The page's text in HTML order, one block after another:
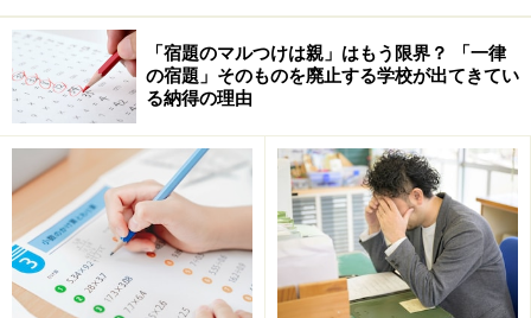
解だったようなものは、不正解としても良いと思いま
す。また、「算数（数学）」や「理科」などの自然科学
系の教科は、決められたやり方でないと成立しない概念
があり、一定のルールに従っているものが多いです。子
どもが育つ中では、そうした合理的な“正解”を学ぶこと
も大切でしょう。
ただ難しいのは、授業で教えたやり方の一部を省略した
場合や、教師が教えたやり方とは違うけれど、それなり
に合理性があるやり方の場合などです。
「宿題のマルつけは親」はもう限界？ 「一律
の宿題」そのものを廃止する学校が出てきてい
る納得の理由